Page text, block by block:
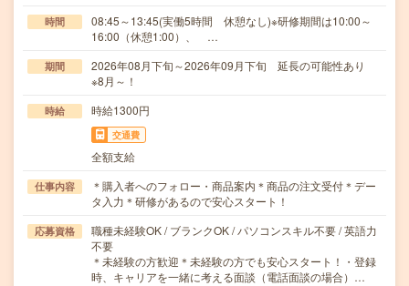
時間
08:45～13:45(実働5時間 休憩なし)※研修期間は10:00～
16:00（休憩1:00）、 …
期間
2026年08月下旬～2026年09月下旬 延長の可能性あり
※8月～！
時給 時給1300円
交通費
全額支給
仕事内容
＊購入者へのフォロー・商品案内＊商品の注文受付＊デー
タ入力＊研修があるので安心スタート！
応募資格
職種未経験OK / ブランクOK / パソコンスキル不要 / 英語力
不要
＊未経験の方歓迎＊未経験の方でも安心スタート！・登録
時、キャリアを一緒に考える面談（電話面談の場合）…